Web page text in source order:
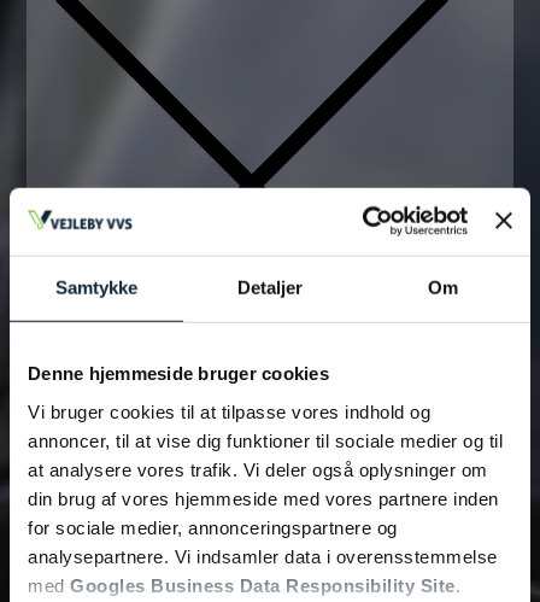
Samtykke Detaljer Om
Denne hjemmeside bruger cookies
Vi bruger cookies til at tilpasse vores indhold og
annoncer, til at vise dig funktioner til sociale medier og til
at analysere vores trafik. Vi deler også oplysninger om
din brug af vores hjemmeside med vores partnere inden
for sociale medier, annonceringspartnere og
analysepartnere. Vi indsamler data i overensstemmelse
med Googles Business Data Responsibility Site
Bliv kontaktet